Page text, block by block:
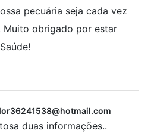
pecuária seja cada vez
Muito obrigado por estar
duas informações..